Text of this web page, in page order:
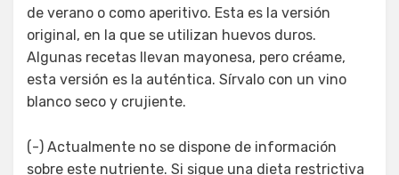
de verano o como aperitivo. Esta es la versión
original, en la que se utilizan huevos duros.
Algunas recetas llevan mayonesa, pero créame,
esta versión es la auténtica. Sírvalo con un vino
blanco seco y crujiente.
(-) Actualmente no se dispone de información
sobre este nutriente. Si sigue una dieta restrictiva